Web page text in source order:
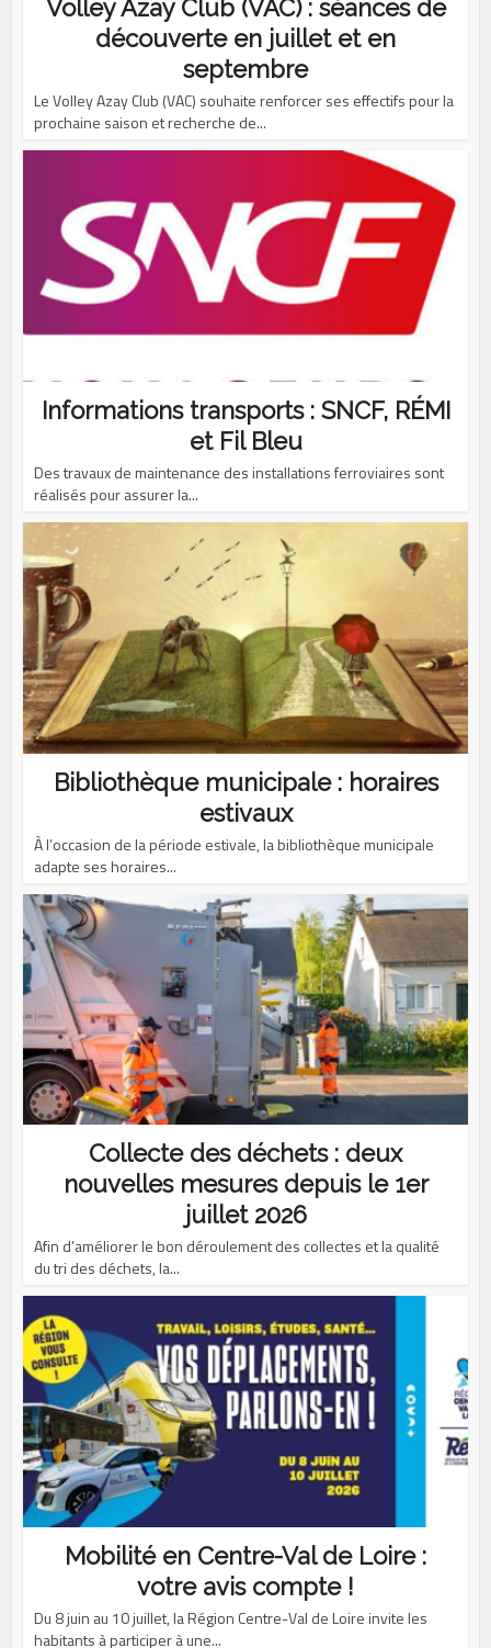
Volley Azay Club (VAC) : séances de
découverte en juillet et en
septembre
Le Volley Azay Club (VAC) souhaite renforcer ses effectifs pour la
prochaine saison et recherche de...
Informations transports : SNCF, RÉMI
et Fil Bleu
Des travaux de maintenance des installations ferroviaires sont
réalisés pour assurer la...
Bibliothèque municipale : horaires
estivaux
À l’occasion de la période estivale, la bibliothèque municipale
adapte ses horaires...
Collecte des déchets : deux
nouvelles mesures depuis le 1er
juillet 2026
Afin d’améliorer le bon déroulement des collectes et la qualité
du tri des déchets, la...
Mobilité en Centre-Val de Loire :
votre avis compte !
Du 8 juin au 10 juillet, la Région Centre-Val de Loire invite les
habitants à participer à une...